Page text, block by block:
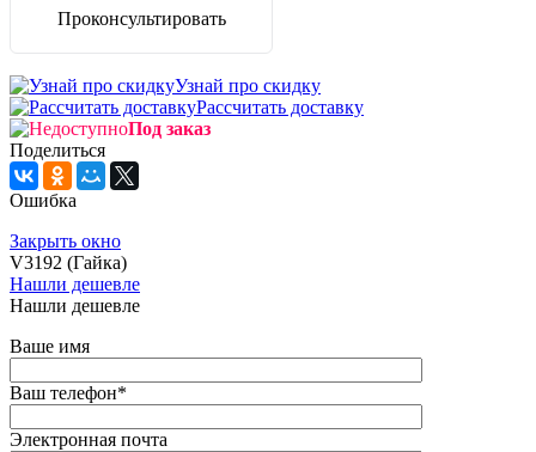
Проконсультировать
Узнай про скидку
Рассчитать доставку
Под заказ
Поделиться
Ошибка
Закрыть окно
V3192 (Гайка)
Нашли дешевле
Нашли дешевле
Ваше имя
Ваш телефон*
Электронная почта